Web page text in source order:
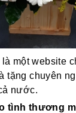
một website
tặng chuyên
nước.
tình thương